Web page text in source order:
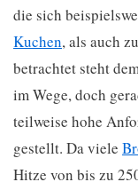
die sich
Kuchen, als auch
betrachtet steht
im Wege, doch
teilweise hohe
gestellt. Da viele
Hitze von bis zu